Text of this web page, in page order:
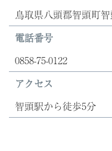
鳥取県八頭郡智頭町智
電話番号
0858-75-0122
アクセス
智頭駅から徒歩5分